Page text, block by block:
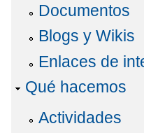
Documentos
Blogs y Wikis
Enlaces de
Qué hacemos
Actividades